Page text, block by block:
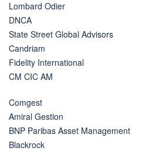
Lombard Odier
DNCA
State Street Global Advisors
Candriam
Fidelity International
CM CIC AM
Comgest
Amiral Gestion
BNP Paribas Asset Management
Blackrock